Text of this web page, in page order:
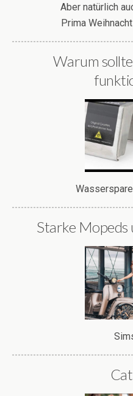
Aber natürlich
Prima
Warum
Starke Mopeds